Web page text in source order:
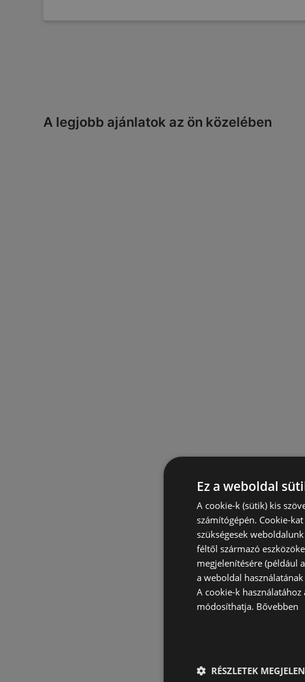
A legjobb ajánlatok az ön közelében
Ez a weboldal
A cookie-k (sütik) kis
számítógépén. Cookie-
szükségesek
féltől származó
megjelenítésére (például
a weboldal
A cookie-k
módosíthatja. Bővebben
RÉSZLETEK